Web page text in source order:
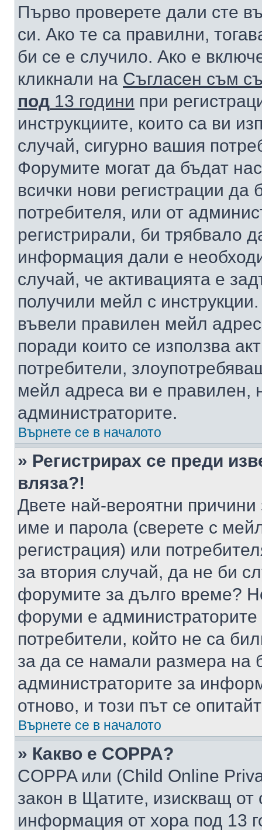
Първо проверете дали сте
си. Ако те са правилни,
би се е случило. Ако е
кликнали на Съгласен съм
под 13 години при
инструкциите, които са ви
случай, сигурно вашия
Форумите могат да бъдат
всички нови регистрации да
потребителя, или от
регистрирали, би трябвало
информация дали е
случай, че активацията е
получили мейл с
въвели правилен мейл
поради които се използва
потребители,
мейл адреса ви е правилен,
администраторите.
Върнете се в началото
» Регистрирах се преди
вляза?!
Двете най-вероятни
име и парола (сверете с
регистрация) или
за втория случай, да не би
форумите за дълго време?
форуми е администраторите
потребители, който не са
за да се намали размера на
администраторите за
отново, и този път се
Върнете се в началото
» Какво е COPPA?
COPPA или (Child Online
закон в Щатите, изискващ от
информация от хора под 13